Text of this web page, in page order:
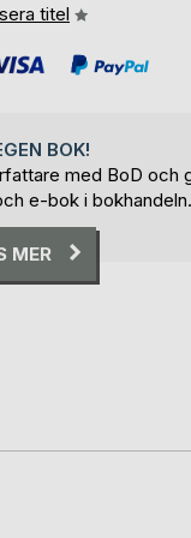
titel
BOK!
med BoD och
e-bok i bokhandeln.
MER